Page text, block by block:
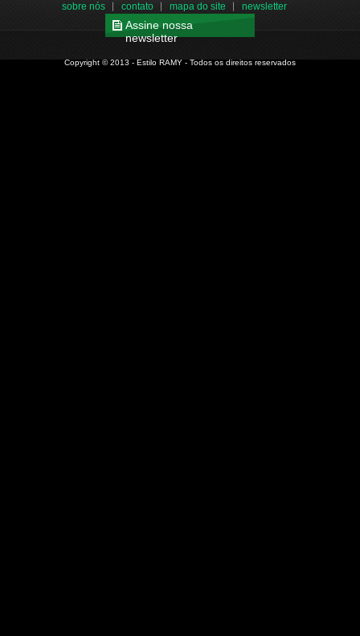
sobre nós contato mapa do site newsletter
Assine nossa
newsletter
Copyright © 2013 - Estilo RAMY - Todos os direitos reservados